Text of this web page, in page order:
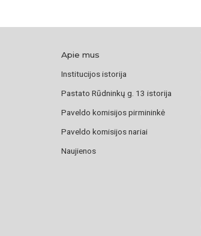
Apie mus
Institucijos istorija
Pastato Rūdninkų g. 13 istorija
Paveldo komisijos pirmininkė
Paveldo komisijos nariai
Naujienos